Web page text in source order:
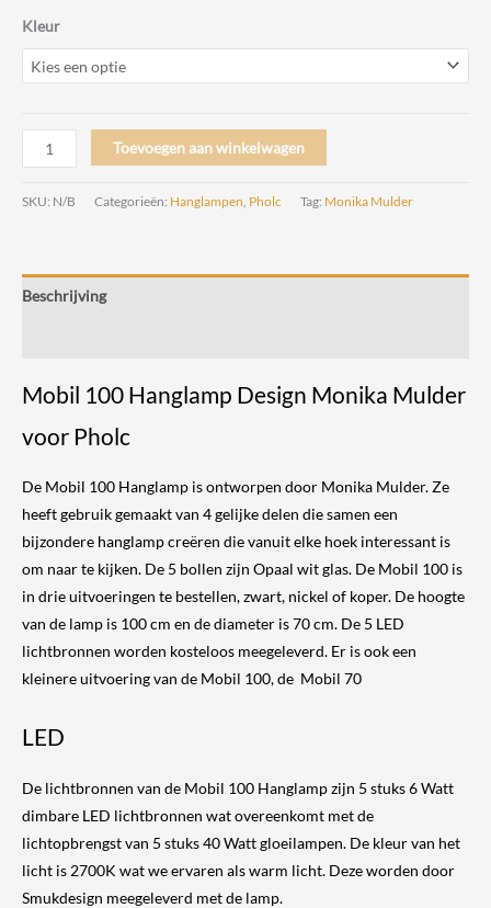
Kleur
Mobil
100
Hanglamp
Mulder
voor
Toevoegen aan winkelwagen
SKU: N/B Categorieën: Hanglampen, Pholc Tag: Monika Mulder
Beschrijving
Mobil 100 Hanglamp Design Monika Mulder
voor Pholc
De Mobil 100 Hanglamp is ontworpen door Monika Mulder. Ze
heeft gebruik gemaakt van 4 gelijke delen die samen een
bijzondere hanglamp creëren die vanuit elke hoek interessant is
om naar te kijken. De 5 bollen zijn Opaal wit glas. De Mobil 100 is
in drie uitvoeringen te bestellen, zwart, nickel of koper. De hoogte
van de lamp is 100 cm en de diameter is 70 cm. De 5 LED
lichtbronnen worden kosteloos meegeleverd. Er is ook een
kleinere uitvoering van de Mobil 100, de Mobil 70
LED
De lichtbronnen van de Mobil 100 Hanglamp zijn 5 stuks 6 Watt
dimbare LED lichtbronnen wat overeenkomt met de
lichtopbrengst van 5 stuks 40 Watt gloeilampen. De kleur van het
licht is 2700K wat we ervaren als warm licht. Deze worden door
Smukdesign meegeleverd met de lamp.